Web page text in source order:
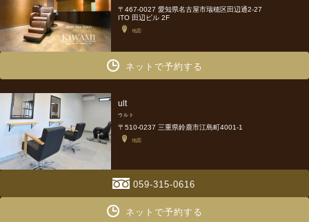
〒467-0027 愛知県名古屋市瑞穂区田辺通2-27
ITO 田辺ビル 2F
地図
ネットで予約する
ult
ウルト
〒510-0237 三重県鈴鹿市江島町4001-1
地図
059-315-0616
ネットで予約する